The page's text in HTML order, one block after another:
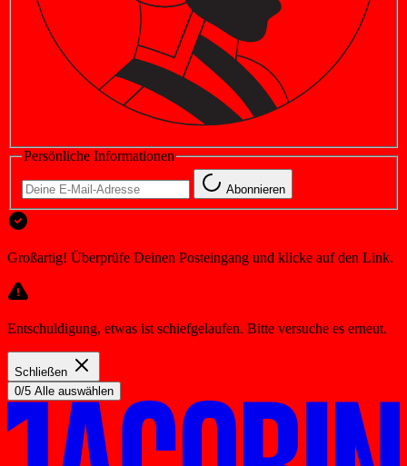
Persönliche Informationen
Abonnieren
Großartig! Überprüfe Deinen Posteingang und klicke auf den Link.
Entschuldigung, etwas ist schiefgelaufen. Bitte versuche es erneut.
Schließen
0/5 Alle auswählen